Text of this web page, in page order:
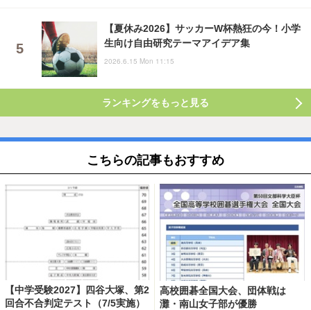
【夏休み2026】サッカーW杯熱狂の今！小学
生向け自由研究テーマアイデア集
2026.6.15 Mon 11:15
ランキングをもっと見る
こちらの記事もおすすめ
【中学受験2027】四谷大塚、第2
回合不合判定テスト（7/5実施）
高校囲碁全国大会、団体戦は
灘・南山女子部が優勝